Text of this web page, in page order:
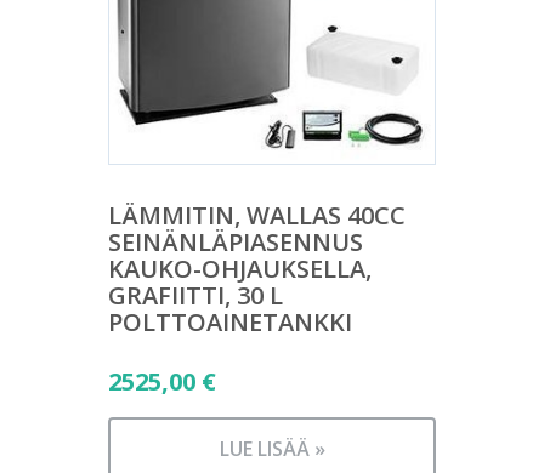
LÄMMITIN, WALLAS 40CC
SEINÄNLÄPIASENNUS
KAUKO-OHJAUKSELLA,
GRAFIITTI, 30 L
POLTTOAINETANKKI
2525,00 €
LUE LISÄÄ »